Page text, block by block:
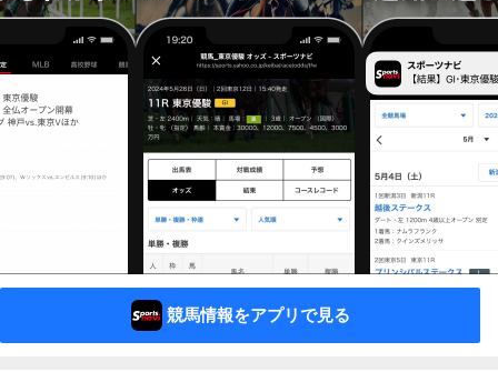
競馬情報をアプリで見る